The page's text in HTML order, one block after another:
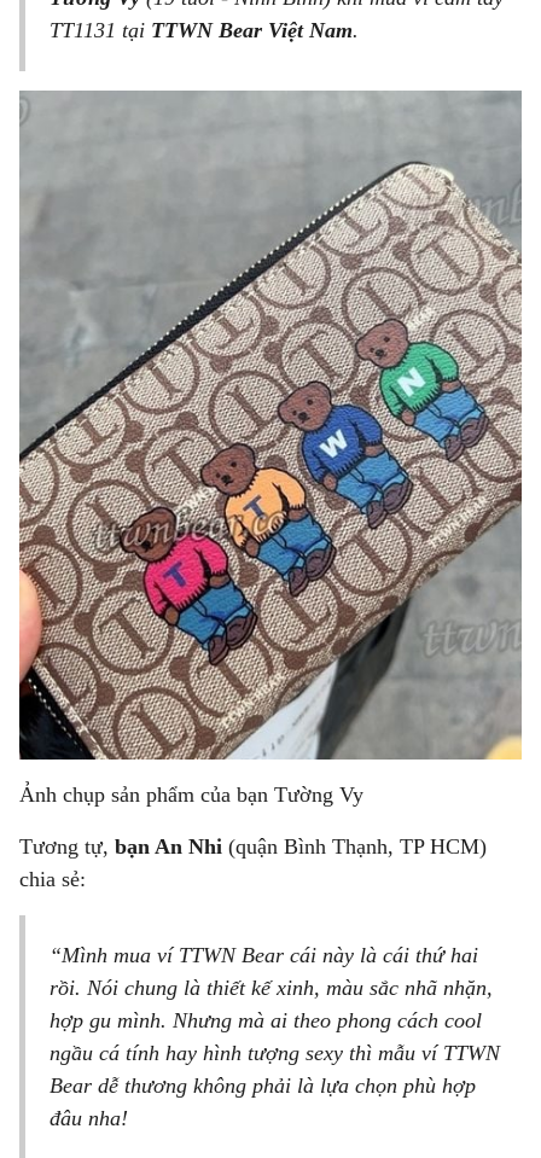
TT1131 tại TTWN Bear Việt Nam.
Ảnh chụp sản phẩm của bạn Tường Vy
Tương tự, bạn An Nhi (quận Bình Thạnh, TP HCM)
chia sẻ:
“Mình mua ví TTWN Bear cái này là cái thứ hai
rồi. Nói chung là thiết kế xinh, màu sắc nhã nhặn,
hợp gu mình. Nhưng mà ai theo phong cách cool
ngầu cá tính hay hình tượng sexy thì mẫu ví TTWN
Bear dễ thương không phải là lựa chọn phù hợp
đâu nha!